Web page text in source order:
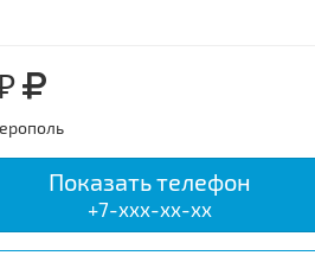
Показать телефон
+7-xxx-xx-xx